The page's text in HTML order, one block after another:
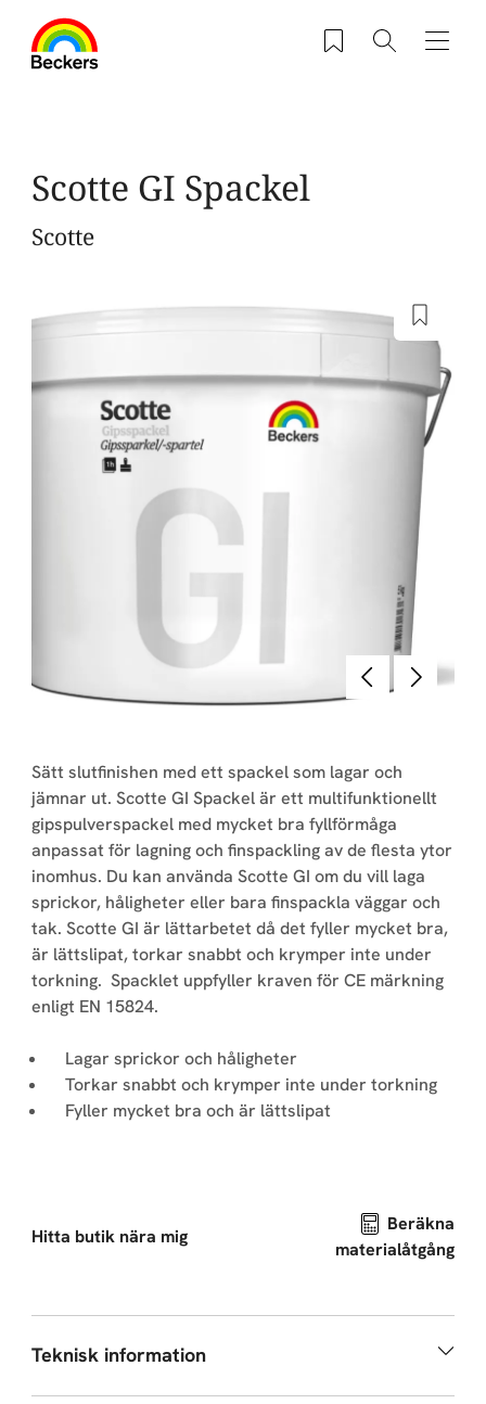
Sparade produkter
Sök
Föregående
Nästa
Scotte GI Spackel
Scotte
Sätt slutfinishen med ett spackel som lagar och
jämnar ut. Scotte GI Spackel är ett multifunktionellt
gipspulverspackel med mycket bra fyllförmåga
anpassat för lagning och finspackling av de flesta ytor
inomhus. Du kan använda Scotte GI om du vill laga
sprickor, håligheter eller bara finspackla väggar och
tak. Scotte GI är lättarbetet då det fyller mycket bra,
är lättslipat, torkar snabbt och krymper inte under
torkning. Spacklet uppfyller kraven för CE märkning
enligt EN 15824.
Lagar sprickor och håligheter
Torkar snabbt och krymper inte under torkning
Fyller mycket bra och är lättslipat
Hitta butik nära mig
Beräkna
materialåtgång
Teknisk information